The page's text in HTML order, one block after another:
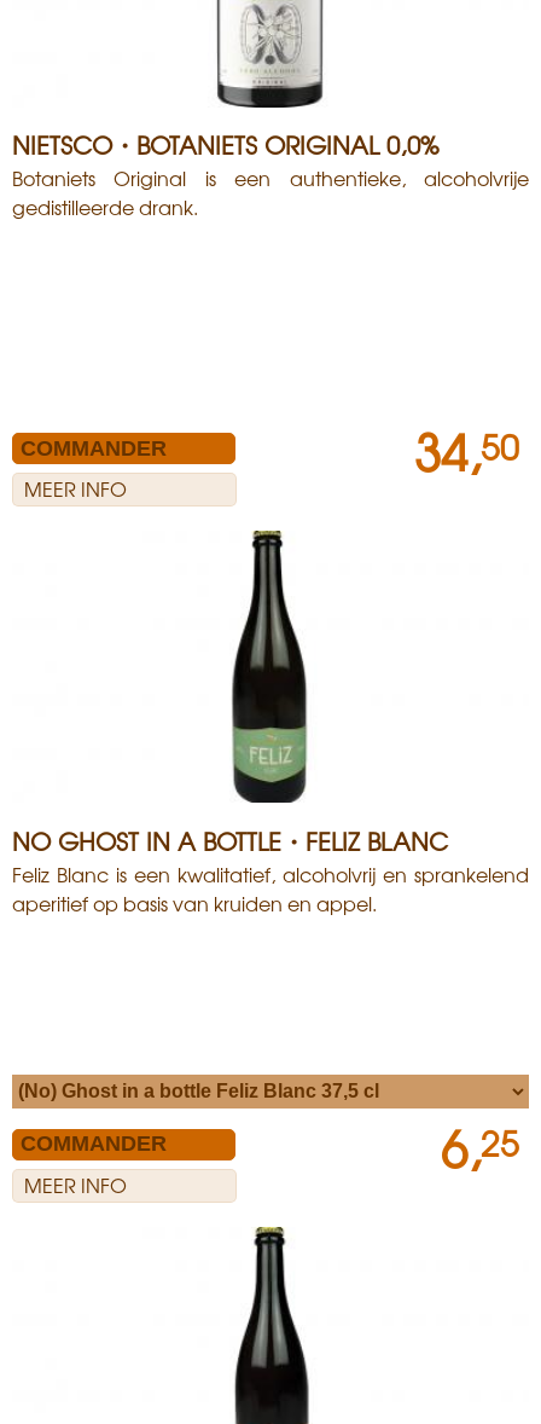
NIETSCO・BOTANIETS ORIGINAL 0,0%
Botaniets Original is een authentieke, alcoholvrije
gedistilleerde drank.
MEER INFO
34,50
NO GHOST IN A BOTTLE・FELIZ BLANC
Feliz Blanc is een kwalitatief, alcoholvrij en sprankelend
aperitief op basis van kruiden en appel.
MEER INFO
6,25